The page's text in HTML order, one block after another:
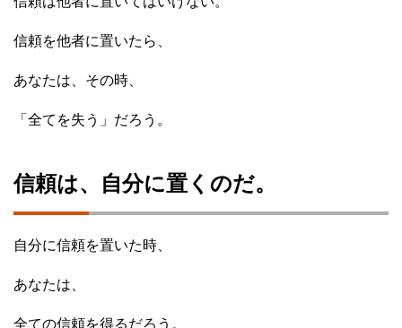
信頼を他者に置いたら、
あなたは、その時、
「全てを失う」だろう。
信頼は、自分に置くのだ。
自分に信頼を置いた時、
あなたは、
全ての信頼を得るだろう。